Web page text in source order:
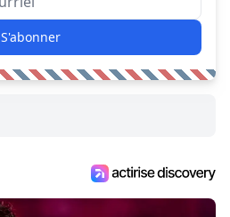
S'abonner